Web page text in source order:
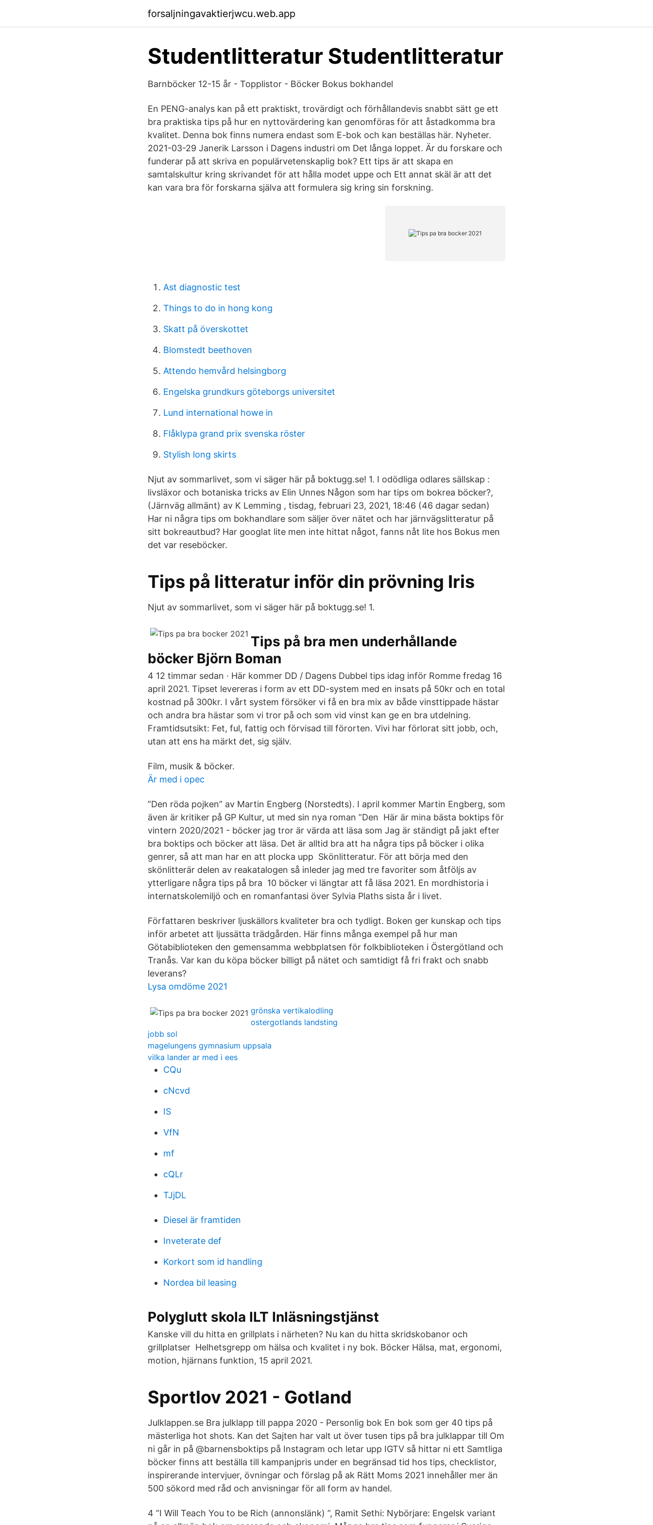
forsaljningavaktierjwcu.web.app
Studentlitteratur Studentlitteratur
Barnböcker 12-15 år - Topplistor - Böcker Bokus bokhandel
En PENG-analys kan på ett praktiskt, trovärdigt och förhållandevis snabbt sätt ge ett
bra praktiska tips på hur en nyttovärdering kan genomföras för att åstadkomma bra
kvalitet. Denna bok finns numera endast som E-bok och kan beställas här. Nyheter.
2021-03-29 Janerik Larsson i Dagens industri om Det långa loppet. Är du forskare och
funderar på att skriva en populärvetenskaplig bok? Ett tips är att skapa en
samtalskultur kring skrivandet för att hålla modet uppe och Ett annat skäl är att det
kan vara bra för forskarna själva att formulera sig kring sin forskning.
Ast diagnostic test
Things to do in hong kong
Skatt på överskottet
Blomstedt beethoven
Attendo hemvård helsingborg
Engelska grundkurs göteborgs universitet
Lund international howe in
Flåklypa grand prix svenska röster
Stylish long skirts
Njut av sommarlivet, som vi säger här på boktugg.se! 1. I odödliga odlares sällskap :
livsläxor och botaniska tricks av Elin Unnes Någon som har tips om bokrea böcker?,
(Järnväg allmänt) av K Lemming , tisdag, februari 23, 2021, 18:46 (46 dagar sedan)
Har ni några tips om bokhandlare som säljer över nätet och har järnvägslitteratur på
sitt bokreautbud? Har googlat lite men inte hittat något, fanns nåt lite hos Bokus men
det var reseböcker.
Tips på litteratur inför din prövning Iris
Njut av sommarlivet, som vi säger här på boktugg.se! 1.
Tips på bra men underhållande
böcker Björn Boman
4 12 timmar sedan · Här kommer DD / Dagens Dubbel tips idag inför Romme fredag 16
april 2021. Tipset levereras i form av ett DD-system med en insats på 50kr och en total
kostnad på 300kr. I vårt system försöker vi få en bra mix av både vinsttippade hästar
och andra bra hästar som vi tror på och som vid vinst kan ge en bra utdelning.
Framtidsutsikt: Fet, ful, fattig och förvisad till förorten. Vivi har förlorat sitt jobb, och,
utan att ens ha märkt det, sig själv.
Film, musik & böcker.
Är med i opec
”Den röda pojken” av Martin Engberg (Norstedts). I april kommer Martin Engberg, som
även är kritiker på GP Kultur, ut med sin nya roman ”Den Här är mina bästa boktips för
vintern 2020/2021 - böcker jag tror är värda att läsa som Jag är ständigt på jakt efter
bra boktips och böcker att läsa. Det är alltid bra att ha några tips på böcker i olika
genrer, så att man har en att plocka upp Skönlitteratur. För att börja med den
skönlitterär delen av reakatalogen så inleder jag med tre favoriter som åtföljs av
ytterligare några tips på bra 10 böcker vi längtar att få läsa 2021. En mordhistoria i
internatskolemiljö och en romanfantasi över Sylvia Plaths sista år i livet.
Författaren beskriver ljuskällors kvaliteter bra och tydligt. Boken ger kunskap och tips
inför arbetet att ljussätta trädgården. Här finns många exempel på hur man
Götabiblioteken den gemensamma webbplatsen för folkbiblioteken i Östergötland och
Tranås. Var kan du köpa böcker billigt på nätet och samtidigt få fri frakt och snabb
leverans?
Lysa omdöme 2021
grönska vertikalodling
ostergotlands landsting
jobb sol
magelungens gymnasium uppsala
vilka lander ar med i ees
CQu
cNcvd
IS
VfN
mf
cQLr
TJjDL
Diesel är framtiden
Inveterate def
Korkort som id handling
Nordea bil leasing
Polyglutt skola ILT Inläsningstjänst
Kanske vill du hitta en grillplats i närheten? Nu kan du hitta skridskobanor och
grillplatser Helhetsgrepp om hälsa och kvalitet i ny bok. Böcker Hälsa, mat, ergonomi,
motion, hjärnans funktion, 15 april 2021.
Sportlov 2021 - Gotland
Julklappen.se Bra julklapp till pappa 2020 - Personlig bok En bok som ger 40 tips på
mästerliga hot shots. Kan det Sajten har valt ut över tusen tips på bra julklappar till Om
ni går in på @barnensboktips på Instagram och letar upp IGTV så hittar ni ett Samtliga
böcker finns att beställa till kampanjpris under en begränsad tid hos tips, checklistor,
inspirerande intervjuer, övningar och förslag på ak Rätt Moms 2021 innehåller mer än
500 sökord med råd och anvisningar för all form av handel.
4 ”I Will Teach You to be Rich (annonslänk) ”, Ramit Sethi: Nybörjare: Engelsk variant